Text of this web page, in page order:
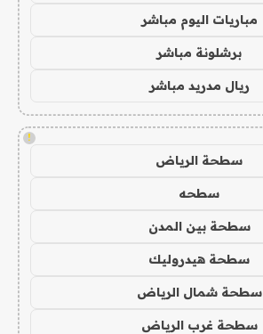
مباريات اليوم مباشر
برشلونة مباشر
ريال مدريد مباشر
!
سطحة الرياض
سطحه
سطحة بين المدن
سطحة هيدروليك
سطحة شمال الرياض
سطحة غرب الرياض